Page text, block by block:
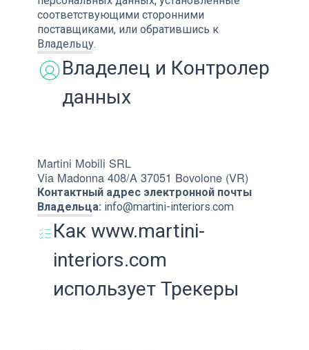
соответствующими сторонними
поставщиками, или обратившись к
Владельцу.
Владелец и Контролер
данных
Martini Mobili SRL
Via Madonna 408/A 37051 Bovolone (VR)
Контактный адрес электронной почты
Владельца: info@martini-interiors.com
Как www.martini-
interiors.com
использует Трекеры